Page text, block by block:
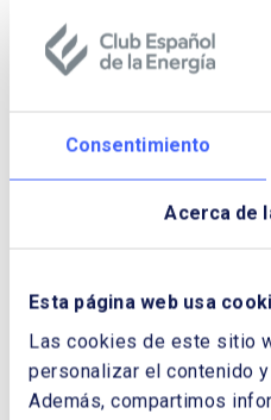
Consentimiento
Acerca de
Esta página web usa
Las cookies de este sitio
personalizar el contenido
Además, compartimos
Descargar Cuaderno:
APROXIMACIÓN
CORREO ELECTRÓNICO: